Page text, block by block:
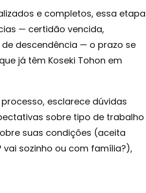
e completos, essa etapa
— certidão vencida,
descendência — o prazo se
já têm Koseki Tohon em
esclarece dúvidas
sobre tipo de trabalho
suas condições (aceita
sozinho ou com família?),